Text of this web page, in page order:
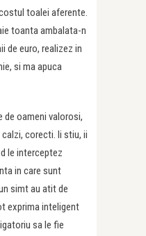
toalei aferente.
toanta ambalata-n
de euro, realizez in
si ma apuca
de oameni valorosi,
corecti. Ii stiu, ii
le interceptez
in care sunt
simt au atit de
exprima inteligent
sa le fie